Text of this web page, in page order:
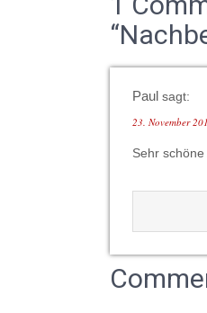
Paul sagt:
23. November
Sehr schöne